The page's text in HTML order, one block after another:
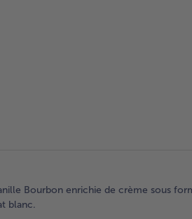
Bourbon enrichie de crème sous
blanc.